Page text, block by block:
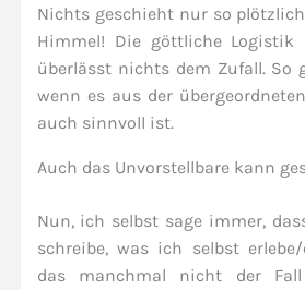
Nichts geschieht nur so
Himmel! Die göttliche Logistik
überlässt nichts dem Zufall. So
wenn es aus der
auch sinnvoll ist.
Auch das Unvorstellbare kann
Nun, ich selbst sage immer,
schreibe, was ich selbst
das manchmal nicht der